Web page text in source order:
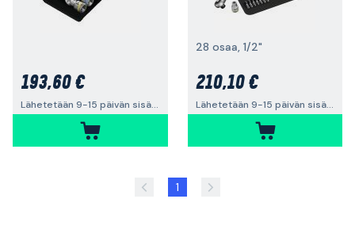
193,60 €
Lähetetään 9-15 päivän sisällä
28 osaa, 1/2"
210,10 €
Lähetetään 9-15 päivän sisällä
1